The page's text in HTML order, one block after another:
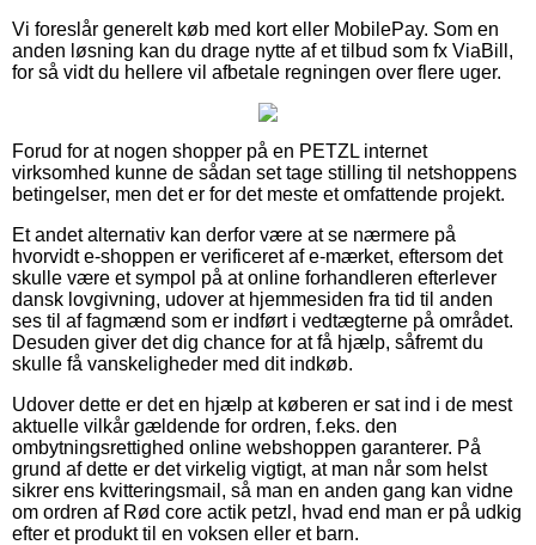
Vi foreslår generelt køb med kort eller MobilePay. Som en
anden løsning kan du drage nytte af et tilbud som fx ViaBill,
for så vidt du hellere vil afbetale regningen over flere uger.
Forud for at nogen shopper på en PETZL internet
virksomhed kunne de sådan set tage stilling til netshoppens
betingelser, men det er for det meste et omfattende projekt.
Et andet alternativ kan derfor være at se nærmere på
hvorvidt e-shoppen er verificeret af e-mærket, eftersom det
skulle være et sympol på at online forhandleren efterlever
dansk lovgivning, udover at hjemmesiden fra tid til anden
ses til af fagmænd som er indført i vedtægterne på området.
Desuden giver det dig chance for at få hjælp, såfremt du
skulle få vanskeligheder med dit indkøb.
Udover dette er det en hjælp at køberen er sat ind i de mest
aktuelle vilkår gældende for ordren, f.eks. den
ombytningsrettighed online webshoppen garanterer. På
grund af dette er det virkelig vigtigt, at man når som helst
sikrer ens kvitteringsmail, så man en anden gang kan vidne
om ordren af Rød core actik petzl, hvad end man er på udkig
efter et produkt til en voksen eller et barn.